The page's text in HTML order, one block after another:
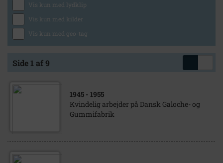
Vis kun med lydklip
Vis kun med kilder
Vis kun med geo-tag
Side 1 af 9
1945 - 1955
Kvindelig arbejder på Dansk Galoche- og
Gummifabrik